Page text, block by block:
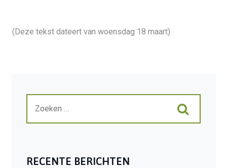
(Deze tekst dateert van woensdag 18 maart)
RECENTE BERICHTEN